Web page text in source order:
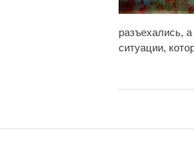
разъехались,
ситуации,